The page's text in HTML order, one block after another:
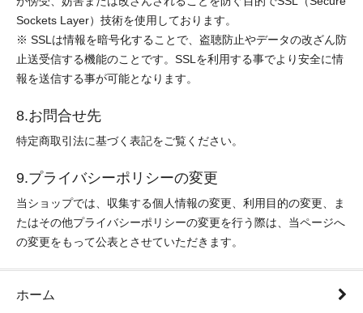
Sockets Layer）技術を使用しております。
※ SSLは情報を暗号化することで、盗聴防止やデータの改ざん防
止送受信する機能のことです。SSLを利用する事でより安全に情
報を送信する事が可能となります。
8.お問合せ先
特定商取引法に基づく表記をご覧ください。
9.プライバシーポリシーの変更
当ショップでは、収集する個人情報の変更、利用目的の変更、ま
たはその他プライバシーポリシーの変更を行う際は、当ページへ
の変更をもって公表とさせていただきます。
ホーム